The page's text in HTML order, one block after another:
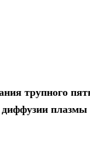
трупного
плазмы